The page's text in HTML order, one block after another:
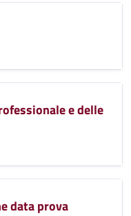
e delle
data prova